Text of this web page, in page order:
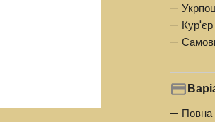
—
— Кур'єр
—
— Повна